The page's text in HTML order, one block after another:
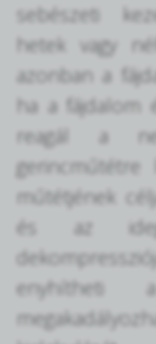
sebészeti
hetek vagy
azonban a
ha a fájdalom
reagál a
gerincműtétre
műtétjének
és az
enyhítheti